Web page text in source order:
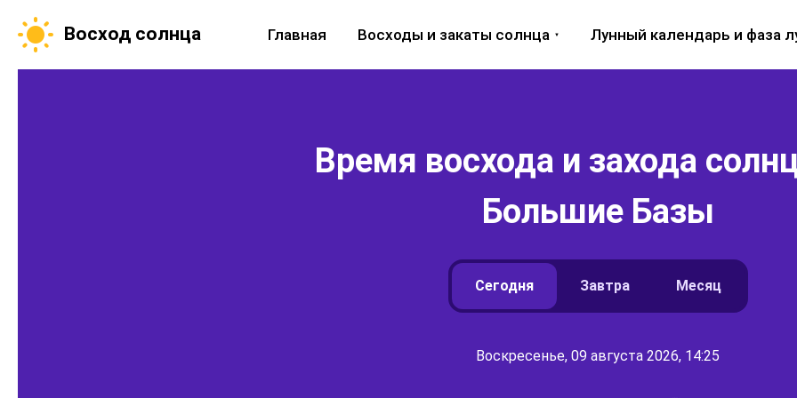
Восход солнца Главная Восходы и закаты солнца Лунный календарь и фаза
Время восхода и захода
Большие Базы
Сегодня Завтра Месяц
Воскресенье, 09 августа 2026, 14:25